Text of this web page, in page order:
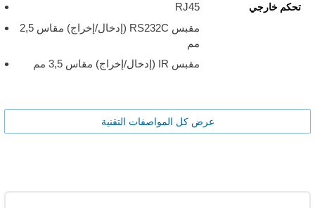
تحكم خارجي
RJ45
مقبس RS232C (إدخال/إخراج) مقاس 2,5
مم
مقبس IR (إدخال/إخراج) مقاس 3,5 مم
عرض كل المواصفات التقنية